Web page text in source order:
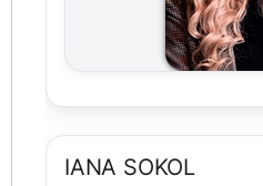
IANA SOKOL